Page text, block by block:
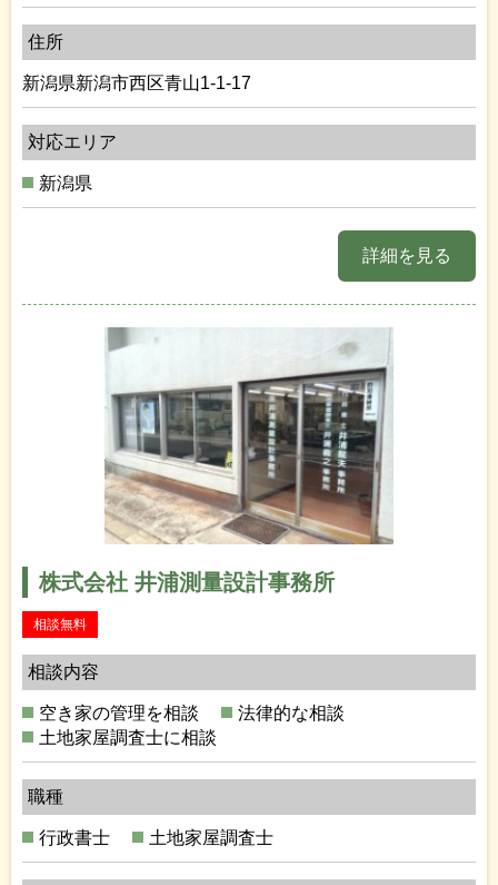
住所
新潟県新潟市西区青山1-1-17
対応エリア
新潟県
詳細を見る
株式会社 井浦測量設計事務所
相談無料
相談内容
空き家の管理を相談
法律的な相談
土地家屋調査士に相談
職種
行政書士 土地家屋調査士